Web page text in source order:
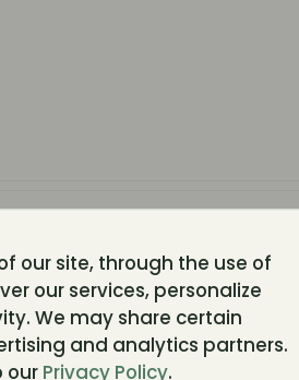
dina erfarenheter som
our site, through the use of
our services, personalize
We may share certain
and analytics partners.
our Privacy Policy.